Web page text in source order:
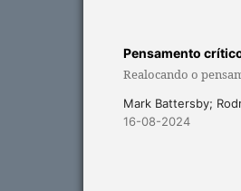
Pensamento
Realocando o
Mark Battersby;
16-08-2024